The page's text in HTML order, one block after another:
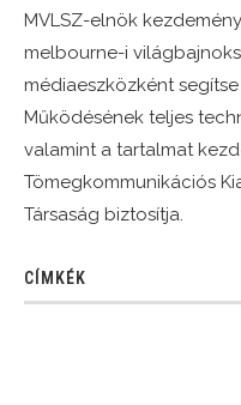
MVLSZ-elnök
melbourne-i
médiaeszközként
Működésének teljes
valamint a tartalmat
Tömegkommunikációs
Társaság biztosítja.
CÍMKÉK